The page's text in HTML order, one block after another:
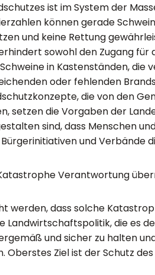
ist im System der
können gerade
und keine Rettung
sowohl den Zugang für
in Kastenständen, die
oder fehlenden
die von den
setzen die Vorgaben der
sind, dass Menschen
und Verbände
Verantwortung
werden, dass solche
Landwirtschaftspolitik, die es
und sicher zu halten
Oberstes Ziel ist der Schutz